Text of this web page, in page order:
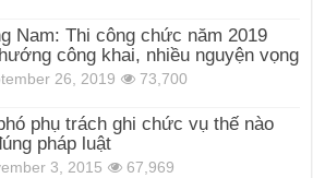
Nam: Thi công chức năm 2019
công khai, nhiều nguyện vọng
26, 2019 73,700
phụ trách ghi chức vụ thế nào
pháp luật
3, 2015 67,969